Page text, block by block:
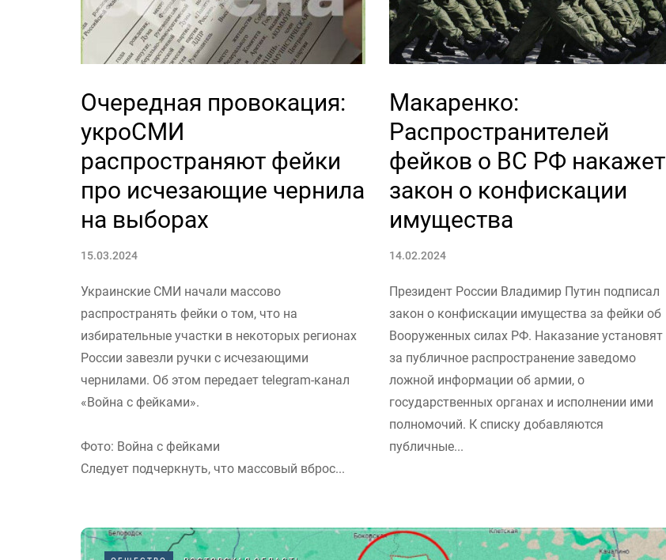
Очередная провокация:
укроСМИ
распространяют фейки
про исчезающие чернила
на выборах
15.03.2024
Украинские СМИ начали массово
распространять фейки о том, что на
избирательные участки в некоторых регионах
России завезли ручки с исчезающими
чернилами. Об этом передает telegram-канал
«Война с фейками».
Фото: Война с фейками
Следует подчеркнуть, что массовый вброс...
Макаренко:
Распространителей
фейков о ВС РФ накажет
закон о конфискации
имущества
14.02.2024
Президент России Владимир Путин подписал
закон о конфискации имущества за фейки об
Вооруженных силах РФ. Наказание установят
за публичное распространение заведомо
ложной информации об армии, о
государственных органах и исполнении ими
полномочий. К списку добавляются
публичные...